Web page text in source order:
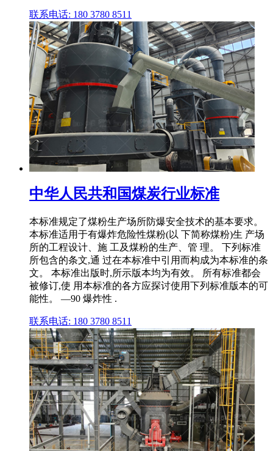
联系电话: 180 3780 8511
中华人民共和国煤炭行业标准
本标准规定了煤粉生产场所防爆安全技术的基本要求。
本标准适用于有爆炸危险性煤粉(以 下简称煤粉)生 产场
所的工程设计、施 工及煤粉的生产、管 理。 下列标准
所包含的条文,通 过在本标准中引用而构成为本标准的条
文。 本标准出版时,所示版本均为有效。 所有标准都会
被修订,使 用本标准的各方应探讨使用下列标准版本的可
能性。 —90 爆炸性 .
联系电话: 180 3780 8511